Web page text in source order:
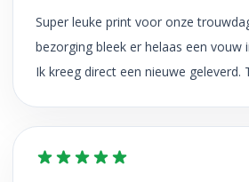
Super leuke print voor onze
bezorging bleek er helaas een vouw
Ik kreeg direct een nieuwe geleverd.